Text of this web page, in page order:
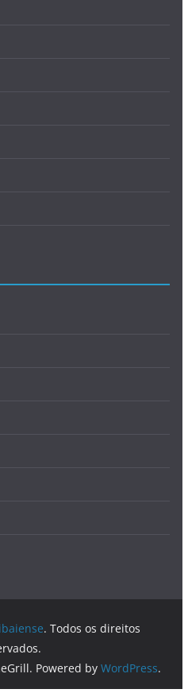
. Todos os direitos
Powered by WordPress.